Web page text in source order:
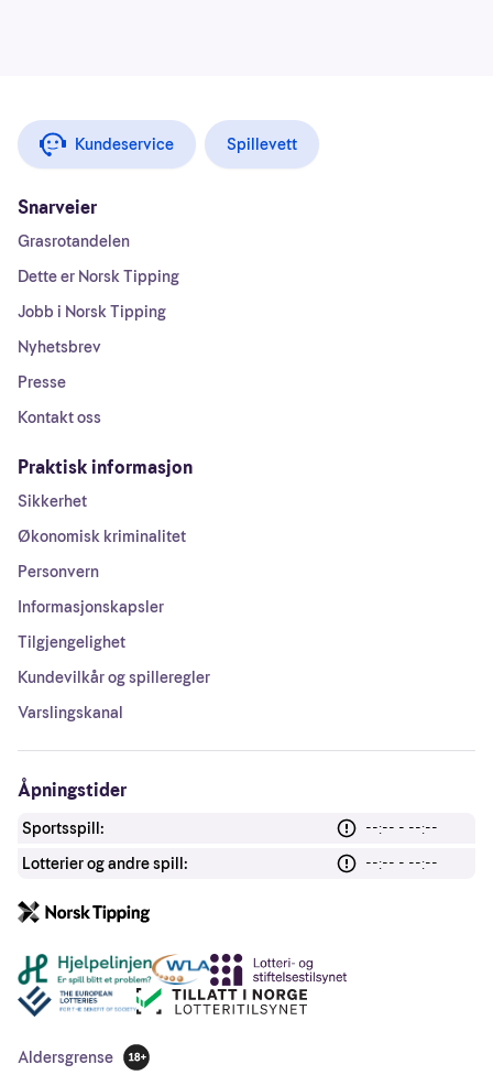
Kundeservice Spillevett
Snarveier
Grasrotandelen
Dette er Norsk Tipping
Jobb i Norsk Tipping
Nyhetsbrev
Presse
Kontakt oss
Praktisk informasjon
Sikkerhet
Økonomisk kriminalitet
Personvern
Informasjonskapsler
Tilgjengelighet
Kundevilkår og spilleregler
Varslingskanal
Åpningstider
Sportsspill:
--:-- - --:--
Lotterier og andre spill:
--:-- - --:--
Andre lenker
Aldersgrense
18 år